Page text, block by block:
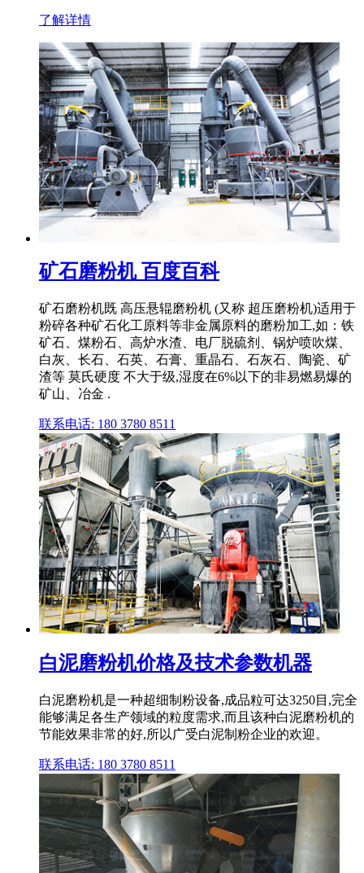
了解详情
矿石磨粉机 百度百科
矿石磨粉机既 高压悬辊磨粉机 (又称 超压磨粉机)适用于
粉碎各种矿石化工原料等非金属原料的磨粉加工,如：铁
矿石、煤粉石、高炉水渣、电厂脱硫剂、锅炉喷吹煤、
白灰、长石、石英、石膏、重晶石、石灰石、陶瓷、矿
渣等 莫氏硬度 不大于级,湿度在6%以下的非易燃易爆的
矿山、冶金 .
联系电话: 180 3780 8511
白泥磨粉机价格及技术参数机器
白泥磨粉机是一种超细制粉设备,成品粒可达3250目,完全
能够满足各生产领域的粒度需求,而且该种白泥磨粉机的
节能效果非常的好,所以广受白泥制粉企业的欢迎。
联系电话: 180 3780 8511